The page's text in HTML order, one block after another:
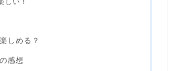
しい！
しめる？
感想